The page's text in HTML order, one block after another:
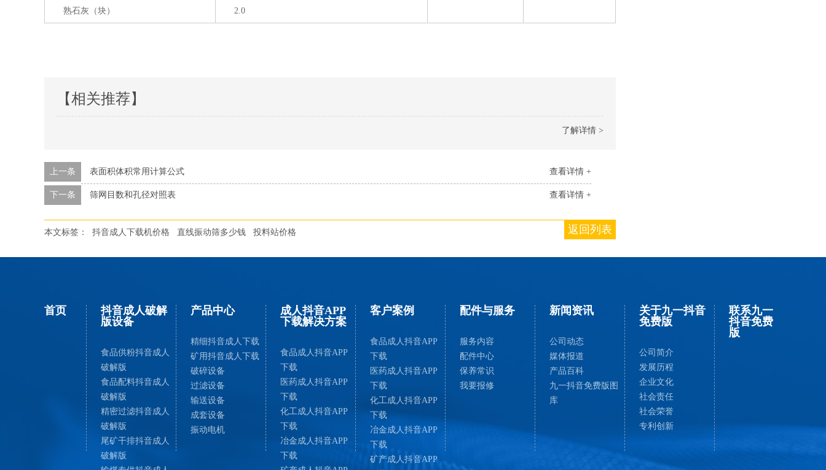
熟石灰（块） 2.0
【相关推荐】
了解详情 >
查看详情 +
上一条 表面积体积常用计算公式
查看详情 +
下一条 筛网目数和孔径对照表
返回列表
本文标签： 抖音成人下载机价格 直线振动筛多少钱 投料站价格
首页
抖音成人破解
版设备
食品供粉抖音成人
破解版
食品配料抖音成人
破解版
精密过滤抖音成人
破解版
尾矿干排抖音成人
破解版
产品中心
精细抖音成人下载
矿用抖音成人下载
破碎设备
过滤设备
输送设备
成套设备
振动电机
成人抖音APP
下载解决方案
食品成人抖音APP
下载
医药成人抖音APP
下载
化工成人抖音APP
下载
冶金成人抖音APP
下载
客户案例
食品成人抖音APP
下载
医药成人抖音APP
下载
化工成人抖音APP
下载
冶金成人抖音APP
下载
矿产成人抖音APP
配件与服务
服务内容
配件中心
保养常识
我要报修
新闻资讯
公司动态
媒体报道
产品百科
九一抖音免费版图
库
关于九一抖音
免费版
公司简介
发展历程
企业文化
社会责任
社会荣誉
专利创新
联系九一
抖音免费
版